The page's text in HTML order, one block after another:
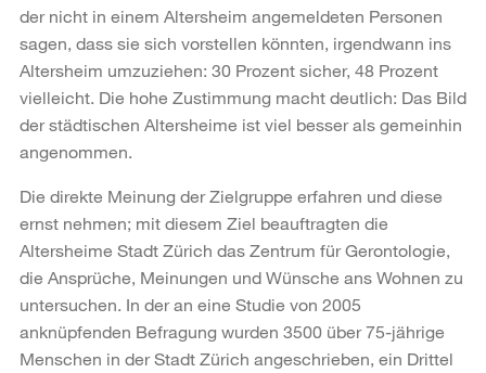
der nicht in einem Altersheim angemeldeten Personen
sagen, dass sie sich vorstellen könnten, irgendwann ins
Altersheim umzuziehen: 30 Prozent sicher, 48 Prozent
vielleicht. Die hohe Zustimmung macht deutlich: Das Bild
der städtischen Altersheime ist viel besser als gemeinhin
angenommen.
Die direkte Meinung der Zielgruppe erfahren und diese
ernst nehmen; mit diesem Ziel beauftragten die
Altersheime Stadt Zürich das Zentrum für Gerontologie,
die Ansprüche, Meinungen und Wünsche ans Wohnen zu
untersuchen. In der an eine Studie von 2005
anknüpfenden Befragung wurden 3500 über 75-jährige
Menschen in der Stadt Zürich angeschrieben, ein Drittel